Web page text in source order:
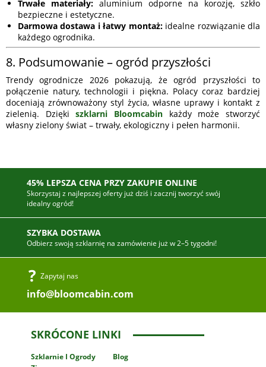
Trwałe materiały: aluminium odporne na korozję, szkło
bezpieczne i estetyczne.
Darmowa dostawa i łatwy montaż:idealne rozwiązanie dla
każdego ogrodnika.
8. Podsumowanie – ogród przyszłości
Trendy ogrodnicze 2026 pokazują, że ogród przyszłości to
połączenie natury, technologii i piękna. Polacy coraz bardziej
doceniają zrównoważony styl życia, własne uprawy i kontakt z
zielenią. Dziękiszklarni Bloomcabin każdy może stworzyć
własny zielony świat – trwały, ekologiczny i pełen harmonii.
45% LEPSZA CENA PRZY ZAKUPIE ONLINE
Skorzystaj z najlepszej oferty już dziś i zacznij tworzyć swój
idealny ogród!
SZYBKA DOSTAWA
Odbierz swoją szklarnię na zamówienie już w 2–5 tygodni!
Zapytaj nas
info@bloomcabin.com
SKRÓCONE LINKI
Szklarnie I Ogrody
Blog